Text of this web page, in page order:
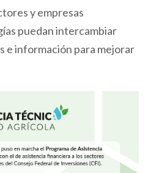
y empresas
puedan intercambiar
e información para mejorar